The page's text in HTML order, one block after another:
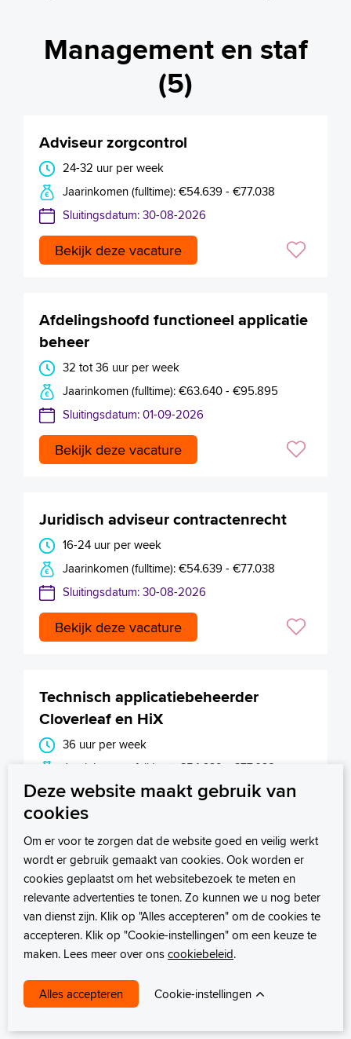
Management en staf
(5)
Adviseur zorgcontrol
24-32 uur per week
Jaarinkomen (fulltime): €54.639 - €77.038
Sluitingsdatum: 30-08-2026
Bekijk deze vacature
Afdelingshoofd functioneel applicatie
beheer
32 tot 36 uur per week
Jaarinkomen (fulltime): €63.640 - €95.895
Sluitingsdatum: 01-09-2026
Bekijk deze vacature
Juridisch adviseur contractenrecht
16-24 uur per week
Jaarinkomen (fulltime): €54.639 - €77.038
Sluitingsdatum: 30-08-2026
Bekijk deze vacature
Technisch applicatiebeheerder
Cloverleaf en HiX
36 uur per week
Jaarinkomen (fulltime): €54.639 - €77.038
Sluitingsdatum: 21-08-2026
Technisch beheerder Cloud & Data
platform
32 tot 36 uur
Bekijk deze vacature
Deze website maakt gebruik van
cookies
Om er voor te zorgen dat de website goed en veilig werkt
wordt er gebruik gemaakt van cookies. Ook worden er
cookies geplaatst om het websitebezoek te meten en
relevante advertenties te tonen. Zo kunnen we u nog beter
van dienst zijn. Klik op "Alles accepteren" om de cookies te
accepteren. Klik op "Cookie-instellingen" om een keuze te
maken. Lees meer over onscookiebeleid.
Cookie-instellingen